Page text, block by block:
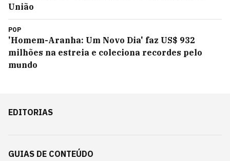
União
POP
'Homem-Aranha: Um Novo Dia' faz US$ 932
milhões na estreia e coleciona recordes pelo
mundo
EDITORIAS
GUIAS DE CONTEÚDO